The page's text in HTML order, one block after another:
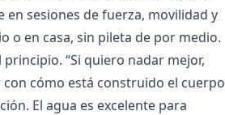
en sesiones de fuerza, movilidad y
o en casa, sin pileta de por medio.
“Si quiero nadar mejor,
con cómo está construido el cuerpo
El agua es excelente para